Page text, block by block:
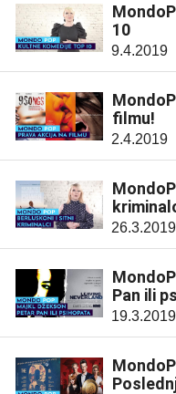
10
9.4.2019
filmu!
2.4.2019
26.3.2019
Pan ili
19.3.2019